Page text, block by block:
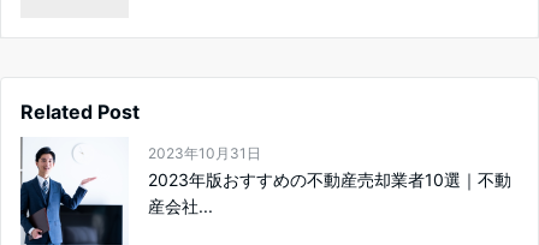
Related Post
2023年10月31日
2023年版おすすめの不動産売却業者10選｜不動
産会社...